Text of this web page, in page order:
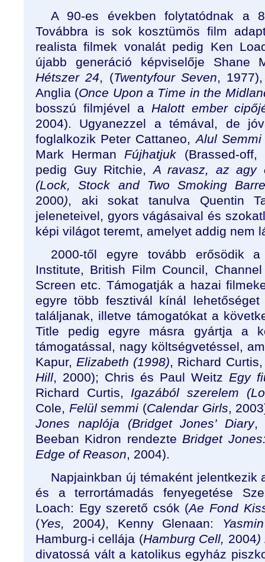
A 90-es években folytatódnak a
Továbbra is sok kosztümös film
realista filmek vonalát pedig Ken
újabb generáció képviselője Shane
Hétszer 24, (Twentyfour Seven,
Anglia (Once Upon a Time in the
bosszú filmjével a Halott ember
2004). Ugyanezzel a témával, de
foglalkozik Peter Cattaneo,Alul Semmi
Mark Herman Fújhatjuk (Brassed-off,
pedig Guy Ritchie,A ravasz, az agy
(Lock, Stock and Two Smoking
2000), aki sokat tanulva Quentin
jeleneteivel, gyors vágásaival és
képi világot teremt, amelyet addig nem
2000-től egyre tovább erősödik
Institute, British Film Council,
Screen etc. Támogatják a hazai
egyre több fesztivál kínál
találjanak, illetve támogatókat a
Title pedig egyre másra gyártja a
támogatással, nagy költségvetéssel,
Kapur, Elizabeth (1998), Richard
Hill, 2000); Chris és Paul Weitz Egy
Richard Curtis, Igazából szerelem
Cole, Felül semmi (Calendar Girls,
Jones naplója (Bridget Jones’ Diary,
Beeban Kidron rendezte Bridget
Edge of Reason, 2004).
Napjainkban új témaként jelentkezik
és a terrortámadás fenyegetése
Loach: Egy szerető csók (Ae Fond
(Yes, 2004), Kenny Glenaan:
Hamburg-i cellája (Hamburg Cell, 2004)
divatossá vált a katolikus egyház